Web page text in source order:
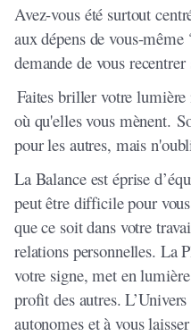
Avez-vous été surtout
aux dépens de vous-
demande de vous
Faites briller votre lumière
où qu'elles vous mènent.
pour les autres, mais
La Balance est éprise
peut être difficile pour
que ce soit dans votre
relations personnelles. La
votre signe, met en
profit des autres.
autonomes et à vous